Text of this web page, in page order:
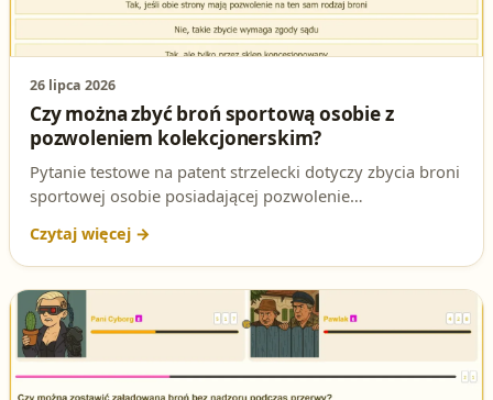
26 lipca 2026
Czy można zbyć broń sportową osobie z
pozwoleniem kolekcjonerskim?
Pytanie testowe na patent strzelecki dotyczy zbycia broni
sportowej osobie posiadającej pozwolenie
podstawę prawną.